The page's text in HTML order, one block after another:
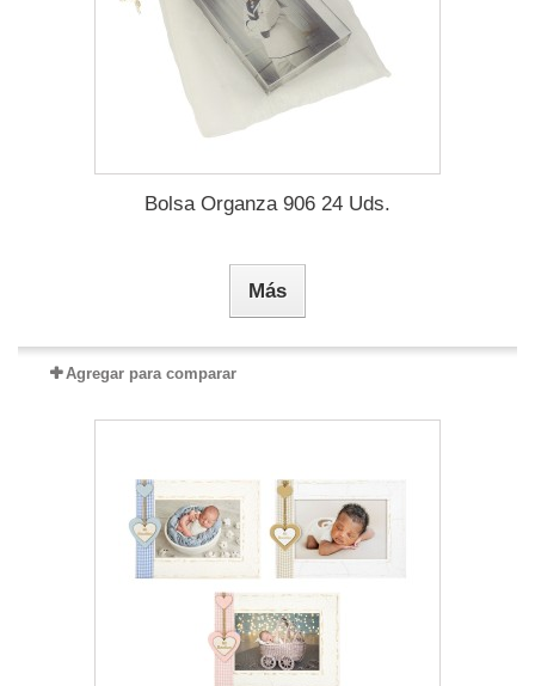
Bolsa Organza 906 24 Uds.
Más
Agregar para comparar